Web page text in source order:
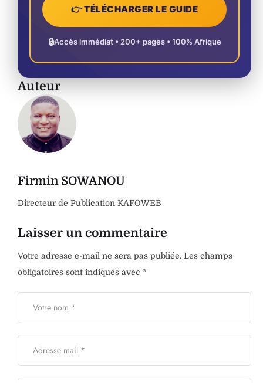
👉 TÉLÉCHARGER LE GUIDE
🔒Accès immédiat • 200+ pages • 100% Afrique
Auteur
Firmin SOWANOU
Directeur de Publication KAFOWEB
Laisser un commentaire
Votre adresse e-mail ne sera pas publiée. Les champs
obligatoires sont indiqués avec *